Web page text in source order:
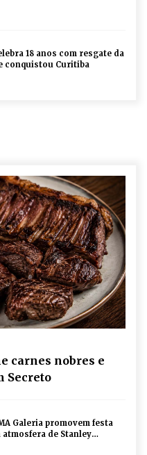
18 anos com resgate da
conquistou Curitiba
carnes nobres e
Secreto
Galeria promovem festa
de Stanley